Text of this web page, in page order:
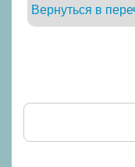
Вернуться в